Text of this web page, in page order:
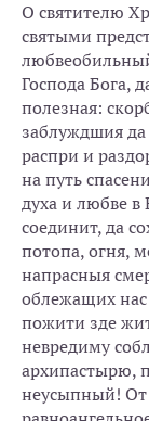
О святителю
святыми
Господа Бога,
полезная:
заблуждшия да
распри и
на путь
духа и любве в
соединит, да
потопа, огня,
напрасныя
облежащих
пожити зде
невредиму
архипастырю,
неусыпный! От